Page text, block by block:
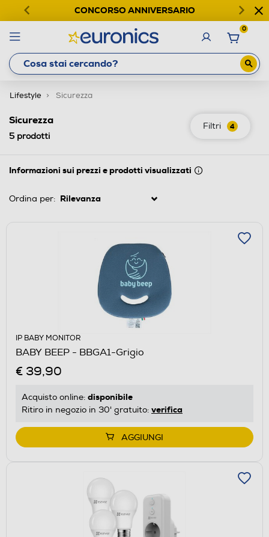
CONCORSO ANNIVERSARIO
0
Lifestyle Sicurezza
Filtri 4
Sicurezza
5 prodotti
Informazioni sui prezzi e prodotti visualizzati
Ordina per:
IP BABY MONITOR
BABY BEEP - BBGA1-Grigio
€ 39,90
Acquisto online: disponibile
Ritiro in negozio in 30' gratuito: verifica
AGGIUNGI